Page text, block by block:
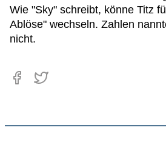
Wie "Sky" schreibt, könne Titz
Ablöse" wechseln. Zahlen
nicht.